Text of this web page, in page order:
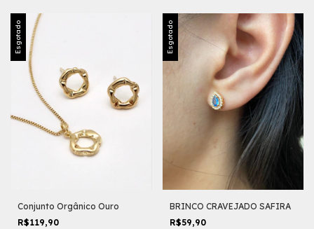
Esgotado
Conjunto Orgânico Ouro
R$119,90
Esgotado
BRINCO CRAVEJADO SAFIRA
R$59,90